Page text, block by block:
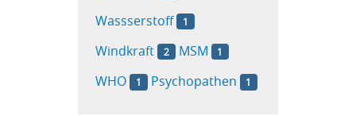
Wassserstoff 1
Windkraft 2 MSM 1
WHO 1 Psychopathen 1